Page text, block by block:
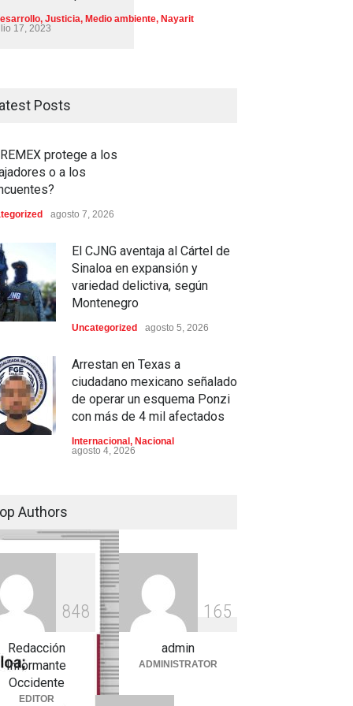
, Justicia, Medio ambiente, Nayarit
17, 2023
Posts
protege a los
o a los
agosto 7, 2026
El CJNG aventaja al Cártel de
Sinaloa en expansión y
variedad delictiva, según
Montenegro
Uncategorized agosto 5, 2026
Arrestan en Texas a
ciudadano mexicano señalado
de operar un esquema Ponzi
con más de 4 mil afectados
Internacional , Nacional
agosto 4, 2026
admisión: ¿Cuál será el lugar
y horario de la protesta?
Educación Justicia
Nacional
agosto 3, 2026
Celia Pulido logra un hito
histórico con 11 preseas y
tres marcas récord en Santo
Domingo 2026
Authors
848
Redacción
Informante
Occidente
EDITOR
1 65
admin
ADMINISTRATOR